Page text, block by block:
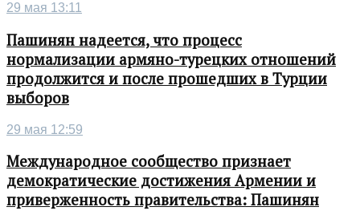
29 мая 13:11
Пашинян надеется, что процесс
нормализации армяно-турецких отношений
продолжится и после прошедших в Турции
выборов
29 мая 12:59
Международное сообщество признает
демократические достижения Армении и
приверженность правительства: Пашинян